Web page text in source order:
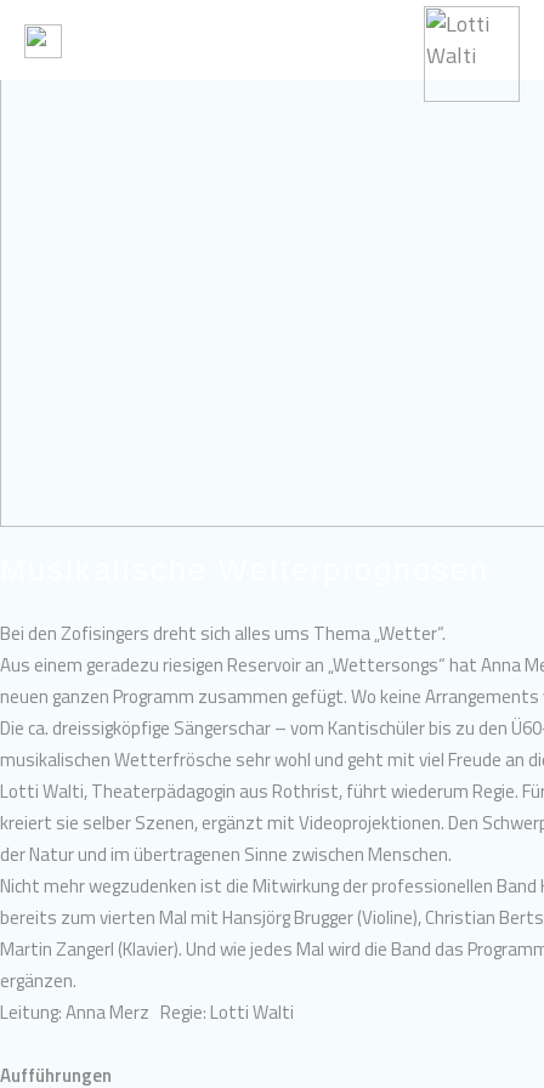
Bei den Zofisingers dreht sich alles ums Thema „Wetter“.
Aus einem geradezu riesigen Reservoir an „Wettersongs“ hat Anna
neuen ganzen Programm zusammen gefügt. Wo keine
Die ca. dreissigköpfige Sängerschar – vom Kantischüler bis zu den
musikalischen Wetterfrösche sehr wohl und geht mit viel Freude an
Lotti Walti, Theaterpädagogin aus Rothrist, führt wiederum Regie.
kreiert sie selber Szenen, ergänzt mit Videoprojektionen. Den
der Natur und im übertragenen Sinne zwischen Menschen.
Nicht mehr wegzudenken ist die Mitwirkung der professionellen Band
bereits zum vierten Mal mit Hansjörg Brugger (Violine), Christian
Martin Zangerl (Klavier). Und wie jedes Mal wird die Band das
ergänzen.
Leitung: Anna Merz Regie: Lotti Walti
Aufführungen